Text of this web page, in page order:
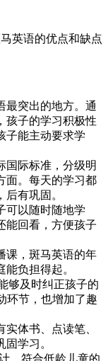
英语的优点和缺点
最突出的地方。通
孩子的学习积极性
子能主动要求学
国际标准，分级明
面。每天的学习都
有巩固。
可以随时随地学
能回看，方便孩子
课，斑马英语的年
负担得起。
够及时纠正孩子的
环节，也增加了趣
体书、点读笔、
学习。
，符合低龄儿童的